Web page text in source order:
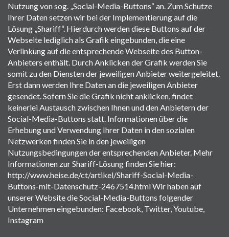
Nutzung von sog. „Social-Media-Buttons“ an. Zum Schutze
Ihrer Daten setzen wir bei der Implementierung auf die
Lösung „Shariff“. Hierdurch werden diese Buttons auf der
Webseite lediglich als Grafik eingebunden, die eine
Verlinkung auf die entsprechende Webseite des Button-
Anbieters enthält. Durch Anklicken der Grafik werden Sie
somit zu den Diensten der jeweiligen Anbieter weitergeleitet.
Erst dann werden Ihre Daten an die jeweiligen Anbieter
gesendet. Sofern Sie die Grafik nicht anklicken, findet
keinerlei Austausch zwischen Ihnen und den Anbietern der
Social-Media-Buttons statt. Informationen über die
Erhebung und Verwendung Ihrer Daten in den sozialen
Netzwerken finden Sie in den jeweiligen
Nutzungsbedingungen der entsprechenden Anbieter. Mehr
Informationen zur Shariff-Lösung finden Sie hier:
http://www.heise.de/ct/artikel/Shariff-Social-Media-
Buttons-mit-Datenschutz-2467514.html Wir haben auf
unserer Website die Social-Media-Buttons folgender
Unternehmen eingebunden: Facebook, Twitter, Youtube,
Instagram